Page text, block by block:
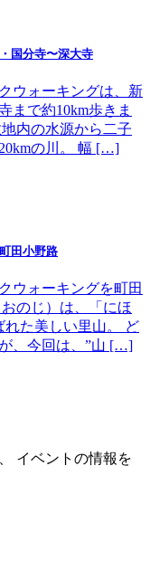
国分寺〜深大寺
ウォーキングは、新
まで約10km歩きま
内の水源から二子
の川。 幅 […]
田小野路
ウォーキングを町田
のじ）は、「にほ
れた美しい里山。 ど
、今回は、”山 […]
イベントの情報を